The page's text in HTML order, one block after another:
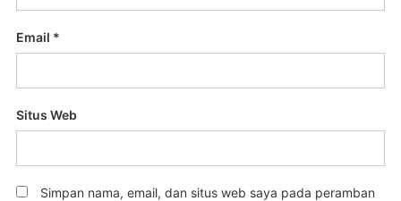
Email *
Situs Web
Simpan nama, email, dan situs web saya pada peramban